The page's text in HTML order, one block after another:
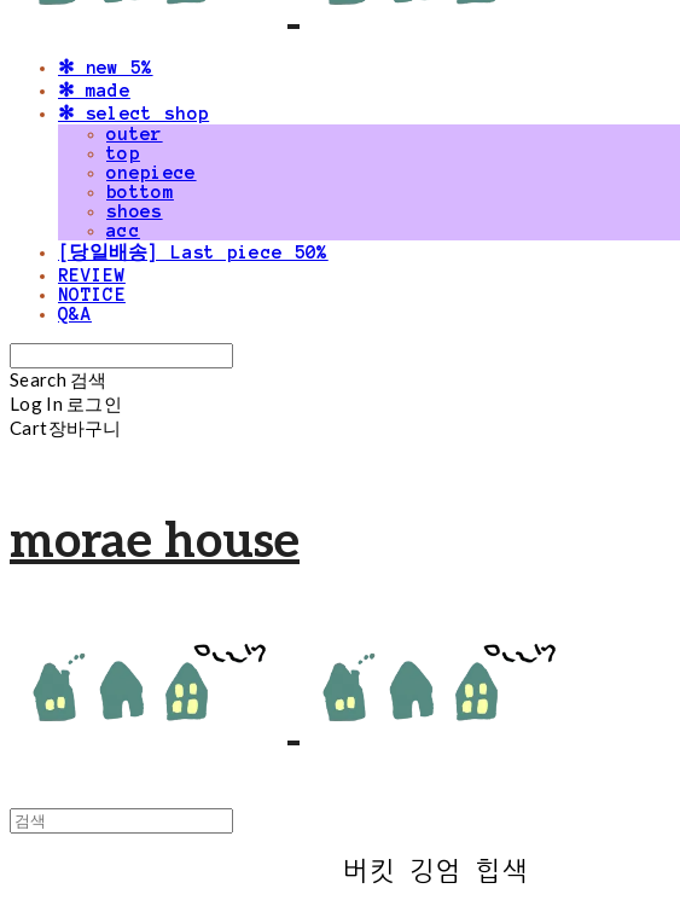
✻ new 5%
✻ made
✻ select shop
outer
top
onepiece
bottom
shoes
acc
[당일배송] Last piece 50%
REVIEW
NOTICE
Q&A
Search 검색
Log In 로그인
Cart장바구니
morae house
버킷 깅엄 힙색